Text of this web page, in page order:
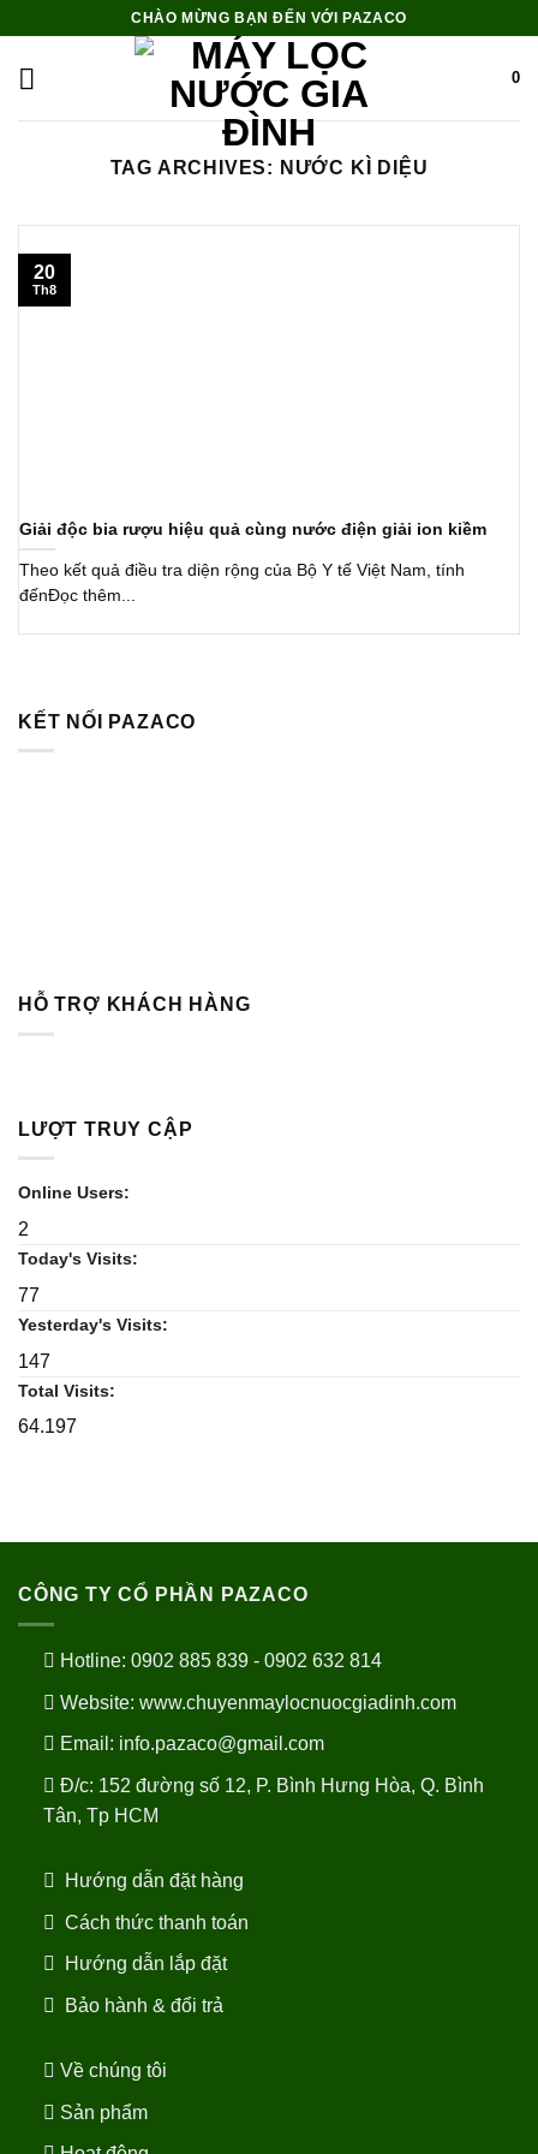
content
CHÀO MỪNG BẠN ĐẾN VỚI PAZACO
0
TAG ARCHIVES: NƯỚC KÌ DIỆU
Giải độc bia rượu hiệu quả cùng nước điện giải ion kiềm
Theo kết quả điều tra diện rộng của Bộ Y tế Việt Nam, tính
đếnĐọc thêm...
20
Th8
KẾT NỐI PAZACO
HỖ TRỢ KHÁCH HÀNG
LƯỢT TRUY CẬP
Online Users:
2
Today's Visits:
77
Yesterday's Visits:
147
Total Visits:
64.197
CÔNG TY CỔ PHẦN PAZACO
Hotline: 0902 885 839 - 0902 632 814
Website: www.chuyenmaylocnuocgiadinh.com
Email: info.pazaco@gmail.com
Đ/c: 152 đường số 12, P. Bình Hưng Hòa, Q. Bình
Tân, Tp HCM
Hướng dẫn đặt hàng
Cách thức thanh toán
Hướng dẫn lắp đặt
Bảo hành & đổi trả
Về chúng tôi
Sản phẩm